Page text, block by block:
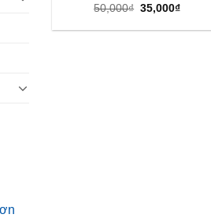
50,000₫ Giá
là:
35,000₫Giá
tại